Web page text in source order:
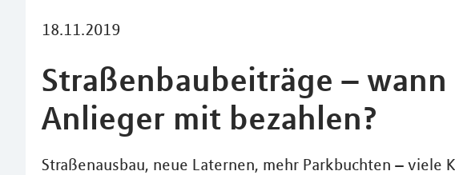
18.11.2019
Straßenbaubeiträge – wann
Anlieger mit bezahlen?
Straßenausbau, neue Laternen, mehr Parkbuchten – viele